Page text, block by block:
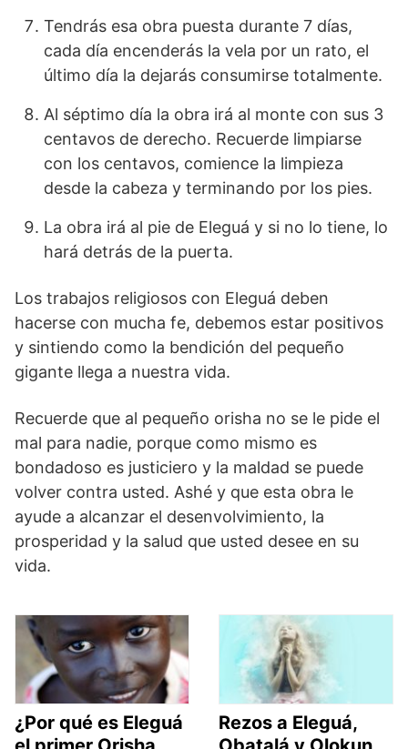
Tendrás esa obra puesta durante 7 días,
cada día encenderás la vela por un rato, el
último día la dejarás consumirse totalmente.
Al séptimo día la obra irá al monte con sus 3
centavos de derecho. Recuerde limpiarse
con los centavos, comience la limpieza
desde la cabeza y terminando por los pies.
La obra irá al pie de Eleguá y si no lo tiene, lo
hará detrás de la puerta.
Los trabajos religiosos con Eleguá deben
hacerse con mucha fe, debemos estar positivos
y sintiendo como la bendición del pequeño
gigante llega a nuestra vida.
Recuerde que al pequeño orisha no se le pide el
mal para nadie, porque como mismo es
bondadoso es justiciero y la maldad se puede
volver contra usted. Ashé y que esta obra le
ayude a alcanzar el desenvolvimiento, la
prosperidad y la salud que usted desee en su
vida.
¿Por qué es Eleguá
Rezos a Eleguá,